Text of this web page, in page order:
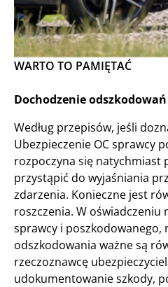
WARTO TO PAMIĘTAĆ
Dochodzenie
Według przepisów, jeśli
Ubezpieczenie OC sprawcy
rozpoczyna się natychmiast
przystąpić do wyjaśniania
zdarzenia. Konieczne jest
roszczenia. W oświadczeniu
sprawcy i poszkodowanego,
odszkodowania ważne są
rzeczoznawcę
udokumentowanie szkody,